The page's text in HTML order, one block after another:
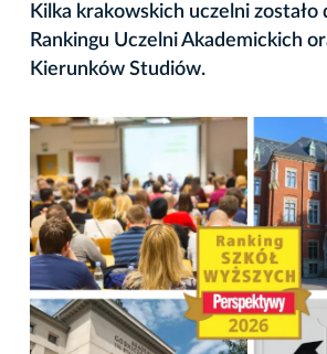
Kilka krakowskich uczelni
Rankingu Uczelni Akademickich
Kierunków Studiów.